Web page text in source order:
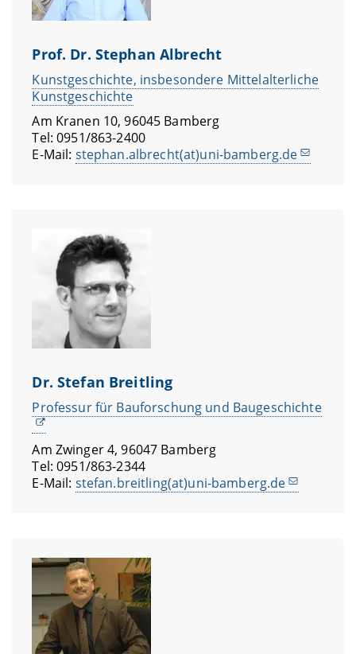
Prof. Dr. Stephan Albrecht
Kunstgeschichte, insbesondere Mittelalterliche
Kunstgeschichte
Am Kranen 10, 96045 Bamberg
Tel: 0951/863-2400
E-Mail: stephan.albrecht(at)uni-bamberg.de
Dr. Stefan Breitling
Professur für Bauforschung und Baugeschichte
Am Zwinger 4, 96047 Bamberg
Tel: 0951/863-2344
E-Mail: stefan.breitling(at)uni-bamberg.de